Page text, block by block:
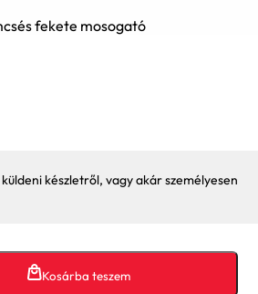
fekete mosogató
készletről, vagy akár személyesen
Kosárba teszem